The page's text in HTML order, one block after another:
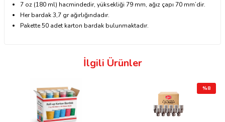
7 oz (180 ml) hacmindedir, yüksekliği 79 mm, ağız çapı 70 mm’dir.
Her bardak 3,7 gr ağırlığındadır.
Pakette 50 adet karton bardak bulunmaktadır.
İlgili Ürünler
%8